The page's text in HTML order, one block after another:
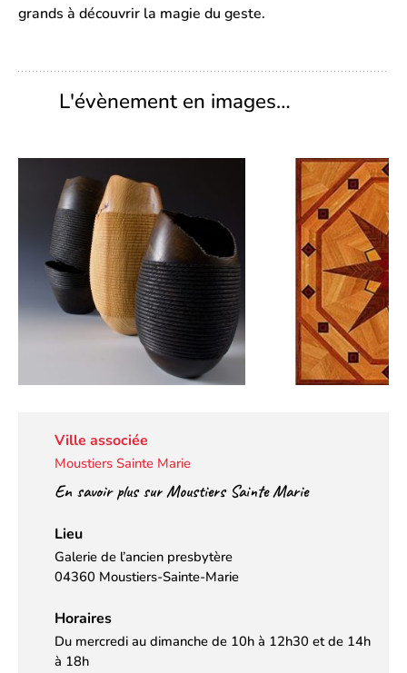
grands à découvrir la magie du geste.
L'évènement en images…
Ville associée
Moustiers Sainte Marie
En savoir plus sur Moustiers Sainte Marie
Lieu
Galerie de l’ancien presbytère
04360 Moustiers-Sainte-Marie
Horaires
Du mercredi au dimanche de 10h à 12h30 et de 14h
à 18h